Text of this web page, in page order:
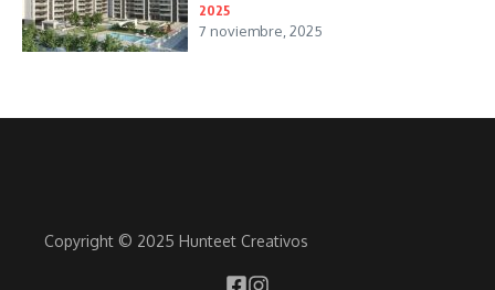
2025
7 noviembre, 2025
Copyright © 2025 Hunteet Creativos